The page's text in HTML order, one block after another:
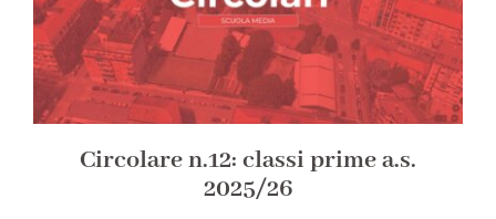
Circolare n.12: classi prime a.s.
2025/26